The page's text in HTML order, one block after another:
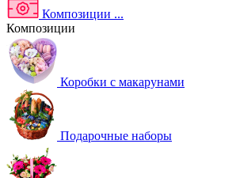
Композиции ...
Композиции
Коробки с макарунами
Подарочные наборы